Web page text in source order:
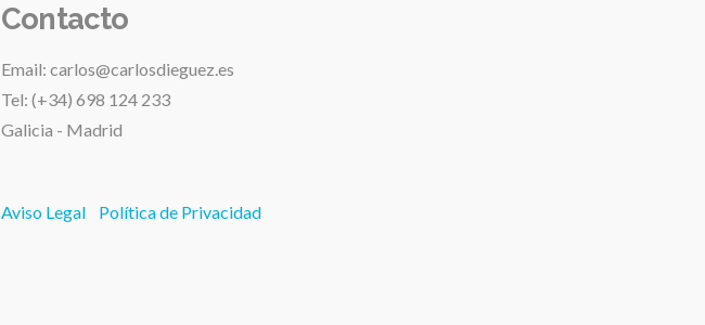
Contacto
Email: carlos@carlosdieguez.es
Tel: (+34) 698 124 233
Galicia - Madrid
Aviso Legal Política de Privacidad